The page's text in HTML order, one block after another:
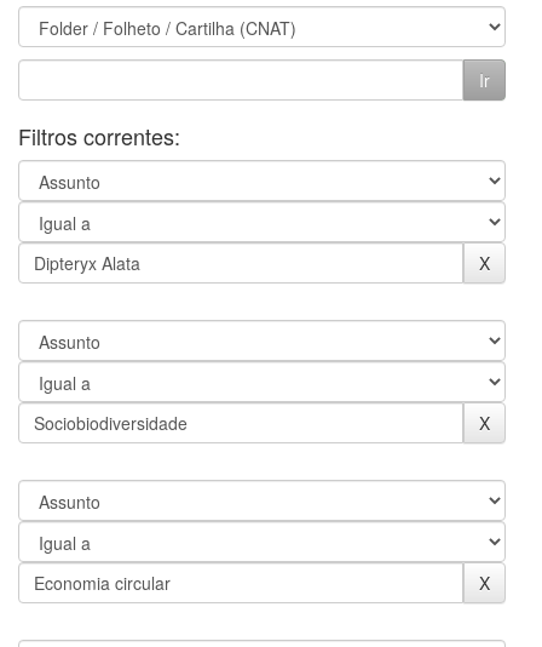
Filtros correntes: